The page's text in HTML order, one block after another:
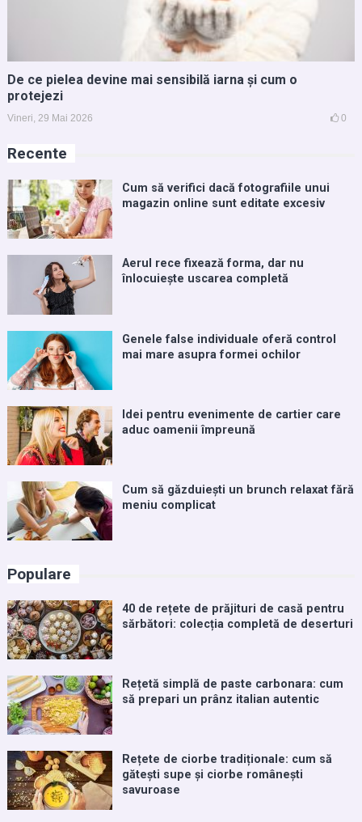
De ce pielea devine mai sensibilă iarna și cum o
protejezi
Vineri, 29 Mai 2026 0
Recente
Cum să verifici dacă fotografiile unui
magazin online sunt editate excesiv
Aerul rece fixează forma, dar nu
înlocuiește uscarea completă
Genele false individuale oferă control
mai mare asupra formei ochilor
Idei pentru evenimente de cartier care
aduc oamenii împreună
Cum să găzduiești un brunch relaxat fără
meniu complicat
Populare
40 de rețete de prăjituri de casă pentru
sărbători: colecția completă de deserturi
Rețetă simplă de paste carbonara: cum
să prepari un prânz italian autentic
Rețete de ciorbe tradiționale: cum să
gătești supe și ciorbe românești
savuroase